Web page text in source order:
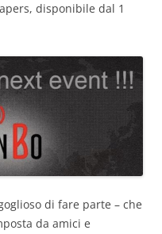
disponibile dal 1
di fare parte – che
da amici e